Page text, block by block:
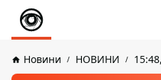
Новини НОВИНИ